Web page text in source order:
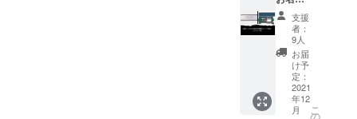
用期限
は初回
使用日
より半
年とな
りま
す。
の利用
日から
数えて
１ヶ月
となり
ます。
プレミ
アム靴
磨き ＊
ます。
シュー
ズ岡崎
店にて
店長が
行いま
す。
（ご来
店いた
ツは紳
士物の
みとな
りま
す。 ＊
当店で
提示す
る輸入
生地に
の金属
プレー
ト掲示
（シル
バー
色） 金
属プ
レート
につい
支援
者：
9人
お届
け予
定：
2021
年12
月
こ